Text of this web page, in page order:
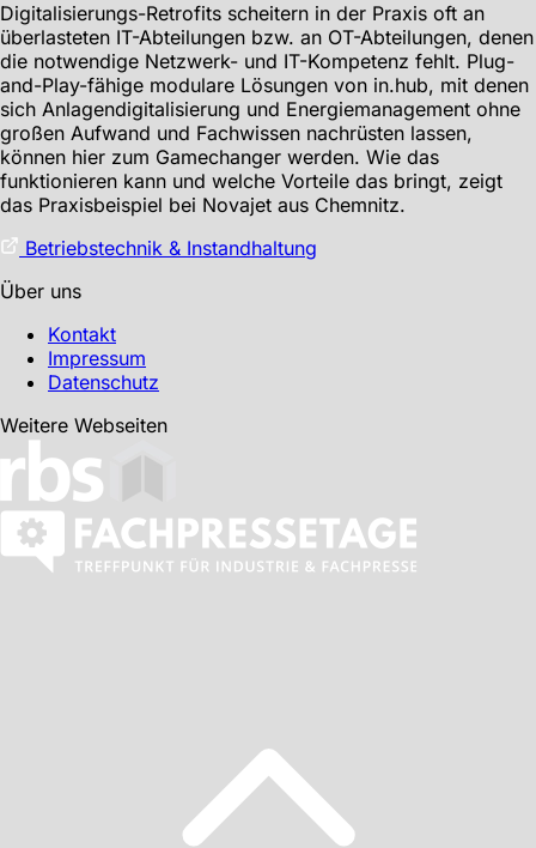
Digitalisierungs-Retrofits scheitern in der Praxis oft an
überlasteten IT-Abteilungen bzw. an OT-Abteilungen, denen
die notwendige Netzwerk- und IT-Kompetenz fehlt. Plug-
and-Play-fähige modulare Lösungen von in.hub, mit denen
sich Anlagendigitalisierung und Energiemanagement ohne
großen Aufwand und Fachwissen nachrüsten lassen,
können hier zum Gamechanger werden. Wie das
funktionieren kann und welche Vorteile das bringt, zeigt
das Praxisbeispiel bei Novajet aus Chemnitz.
Betriebstechnik & Instandhaltung
Über uns
Kontakt
Impressum
Datenschutz
Weitere Webseiten